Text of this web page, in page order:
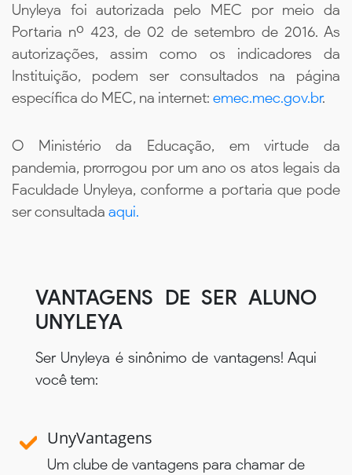
Unyleya foi autorizada pelo MEC por meio da
Portaria nº 423, de 02 de setembro de 2016. As
autorizações, assim como os indicadores da
Instituição, podem ser consultados na página
específica do MEC, na internet: emec.mec.gov.br.
O Ministério da Educação, em virtude da
pandemia, prorrogou por um ano os atos legais da
Faculdade Unyleya, conforme a portaria que pode
ser consultada aqui.
VANTAGENS DE SER ALUNO
UNYLEYA
Ser Unyleya é sinônimo de vantagens! Aqui
você tem:
UnyVantagens
Um clube de vantagens para chamar de